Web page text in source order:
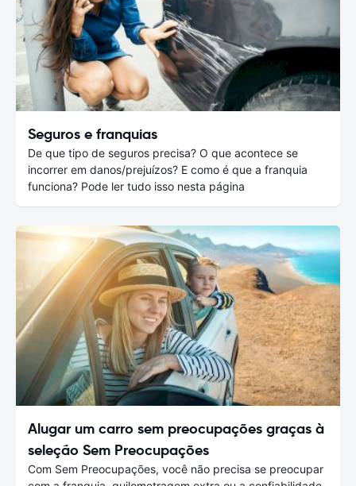
Seguros e franquias
De que tipo de seguros precisa? O que acontece se
incorrer em danos/prejuízos? E como é que a franquia
funciona? Pode ler tudo isso nesta página
Alugar um carro sem preocupações graças à
seleção Sem Preocupações
Com Sem Preocupações, você não precisa se preocupar